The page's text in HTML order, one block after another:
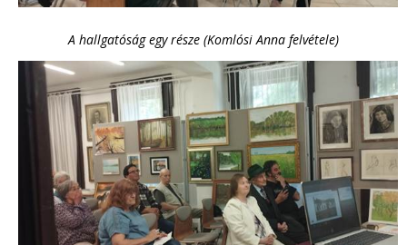
A hallgatóság egy része (Komlósi Anna felvétele)